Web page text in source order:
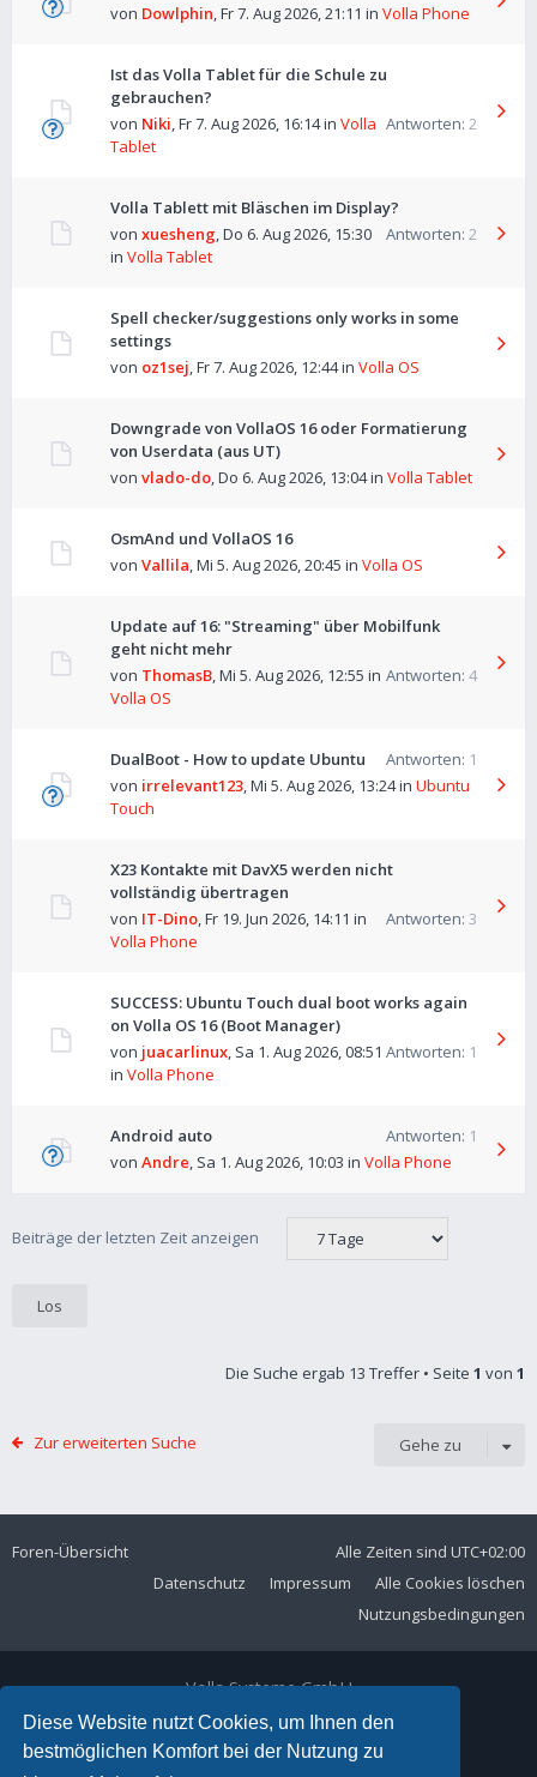
Diese Website nutzt Cookies, um Ihnen den
bestmöglichen Komfort bei der Nutzung zu
von Dowlphin,Fr 7. Aug 2026, 21:11 in Volla Phone
Ist das Volla Tablet für die Schule zu
gebrauchen?
Antworten: 2
von Niki,Fr 7. Aug 2026, 16:14in Volla
Tablet
Volla Tablett mit Bläschen im Display?
Antworten: 2
von xuesheng,Do 6. Aug 2026, 15:30
in Volla Tablet
Spell checker/suggestions only works in some
settings
von oz1sej,Fr 7. Aug 2026, 12:44in Volla OS
Downgrade von VollaOS 16 oder Formatierung
von Userdata (aus UT)
von vlado-do,Do 6. Aug 2026, 13:04in Volla Tablet
OsmAnd und VollaOS 16
von Vallila,Mi 5. Aug 2026, 20:45 in Volla OS
Update auf 16: "Streaming" über Mobilfunk
geht nicht mehr
Antworten: 4
von ThomasB,Mi 5. Aug 2026, 12:55 in
Volla OS
DualBoot - How to update Ubuntu Antworten: 1
von irrelevant123,Mi 5. Aug 2026, 13:24in Ubuntu
Touch
X23 Kontakte mit DavX5 werden nicht
vollständig übertragen
Antworten: 3
von IT-Dino,Fr 19. Jun 2026, 14:11 in
Volla Phone
SUCCESS: Ubuntu Touch dual boot works again
on Volla OS 16 (Boot Manager)
Antworten: 1
von juacarlinux, Sa 1. Aug 2026, 08:51
in Volla Phone
Android auto Antworten: 1
von Andre, Sa 1. Aug 2026, 10:03 in Volla Phone
Beiträge der letzten Zeit anzeigen
Die Suche ergab 13 Treffer • Seite 1 von 1
Zur erweiterten Suche Gehe zu
Foren-Übersicht Alle Zeiten sind UTC+02:00
Alle Cookies löschen
Impressum
Datenschutz
Nutzungsbedingungen
Volla Systeme GmbH
Kölner Straße 102
42897 Remscheid
Telefon:+49 2191 59897 61